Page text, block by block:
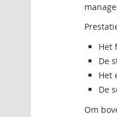
Het
De
Het
De
Om